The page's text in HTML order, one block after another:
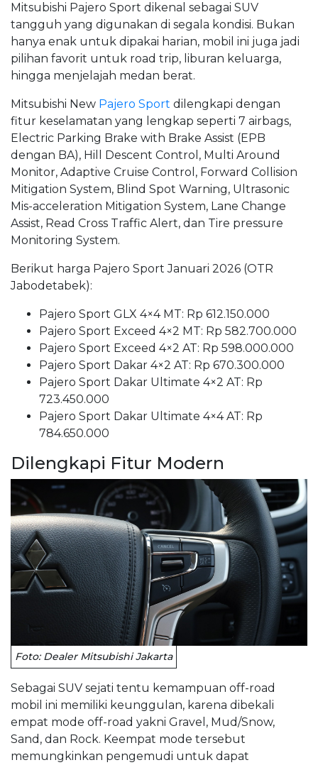
Mitsubishi Pajero Sport dikenal sebagai SUV
tangguh yang digunakan di segala kondisi. Bukan
hanya enak untuk dipakai harian, mobil ini juga jadi
pilihan favorit untuk road trip, liburan keluarga,
hingga menjelajah medan berat.
Mitsubishi New Pajero Sport dilengkapi dengan
fitur keselamatan yang lengkap seperti 7 airbags,
Electric Parking Brake with Brake Assist (EPB
dengan BA), Hill Descent Control, Multi Around
Monitor, Adaptive Cruise Control, Forward Collision
Mitigation System, Blind Spot Warning, Ultrasonic
Mis-acceleration Mitigation System, Lane Change
Assist, Read Cross Traffic Alert, dan Tire pressure
Monitoring System.
Berikut harga Pajero Sport Januari 2026 (OTR
Jabodetabek):
Pajero Sport GLX 4×4 MT: Rp 612.150.000
Pajero Sport Exceed 4×2 MT: Rp 582.700.000
Pajero Sport Exceed 4×2 AT: Rp 598.000.000
Pajero Sport Dakar 4×2 AT: Rp 670.300.000
Pajero Sport Dakar Ultimate 4×2 AT: Rp
723.450.000
Pajero Sport Dakar Ultimate 4×4 AT: Rp
784.650.000
Dilengkapi Fitur Modern
Foto: Dealer Mitsubishi Jakarta
Sebagai SUV sejati tentu kemampuan off-road
mobil ini memiliki keunggulan, karena dibekali
empat mode off-road yakni Gravel, Mud/Snow,
Sand, dan Rock. Keempat mode tersebut
memungkinkan pengemudi untuk dapat